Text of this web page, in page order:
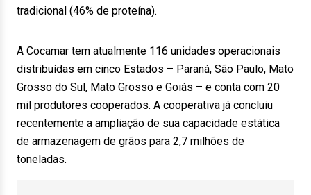
tradicional (46% de proteína).
A Cocamar tem atualmente 116 unidades operacionais
distribuídas em cinco Estados – Paraná, São Paulo, Mato
Grosso do Sul, Mato Grosso e Goiás – e conta com 20
mil produtores cooperados. A cooperativa já concluiu
recentemente a ampliação de sua capacidade estática
de armazenagem de grãos para 2,7 milhões de
toneladas.